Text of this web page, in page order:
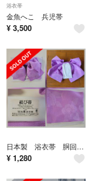
浴衣帯
金魚へこ 兵児帯
¥ 3,500
日本製 浴衣帯 胴回り60～100 パープル系 結び帯 作り帯 付け帯 ワンタッチ
¥ 1,280